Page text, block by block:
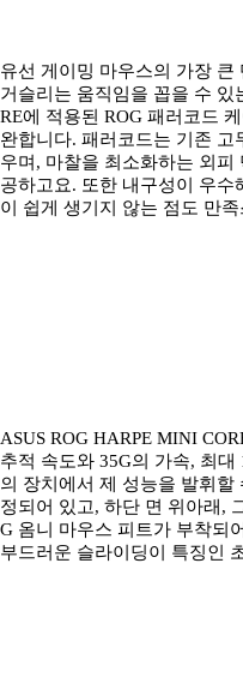
유선 게이밍 마우스의 가장
거슬리는 움직임을 꼽을 수 있
RE에 적용된 ROG 패러코드
완합니다. 패러코드는 기존 고
우며, 마찰을 최소화하는 외피
공하고요. 또한 내구성이 우수
이 쉽게 생기지 않는 점도 만
ASUS ROG HARPE MINI
추적 속도와 35G의 가속, 최
의 장치에서 제 성능을 발휘할
정되어 있고, 하단 면 위아래,
G 옴니 마우스 피트가 부착되
부드러운 슬라이딩이 특징인